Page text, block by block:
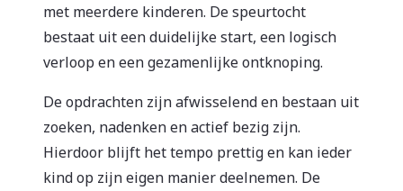
met meerdere kinderen. De speurtocht
bestaat uit een duidelijke start, een logisch
verloop en een gezamenlijke ontknoping.
De opdrachten zijn afwisselend en bestaan uit
zoeken, nadenken en actief bezig zijn.
Hierdoor blijft het tempo prettig en kan ieder
kind op zijn eigen manier deelnemen. De